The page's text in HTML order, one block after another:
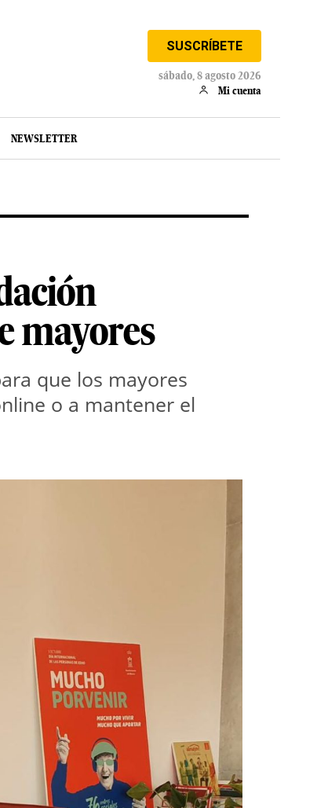
SUSCRÍBETE
sábado, 8 agosto 2026
Mi cuenta
NEWSLETTER
mayores
que los mayores
o a mantener el